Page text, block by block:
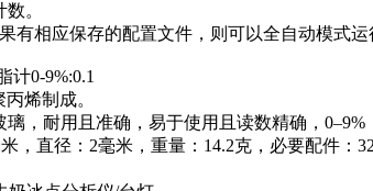
。
相应保存的配置文件，则可以全自动模式
计0-9%:0.1
烯制成。
耐用且准确，易于使用且读数精确，0–9%
，直径：2毫米，重量：14.2克，必要配件：